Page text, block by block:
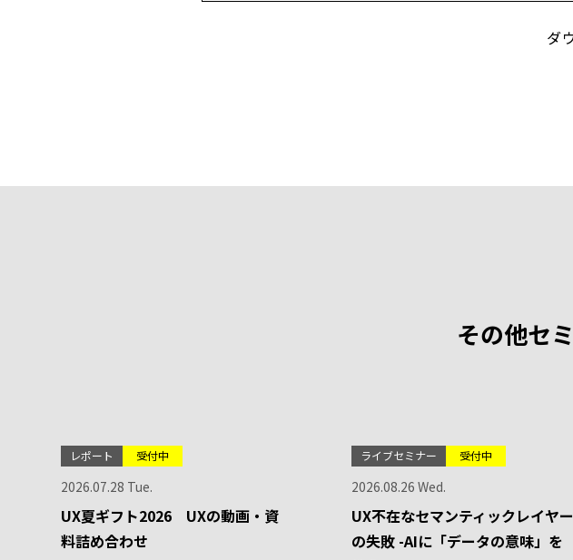
ダ
その他セ
レポート 受付中
2026.07.28 Tue.
UX夏ギフト2026 UXの動画・資
料詰め合わせ
ライブセミナー 受付中
2026.08.26 Wed.
UX不在なセマンティックレイヤー
の失敗 -AIに「データの意味」を